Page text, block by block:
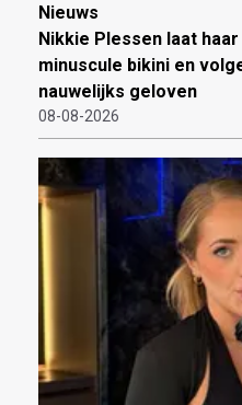
Nieuws
Nikkie Plessen laat
minuscule bikini en
nauwelijks geloven
08-08-2026